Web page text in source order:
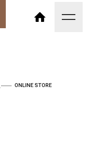
ONLINE STORE